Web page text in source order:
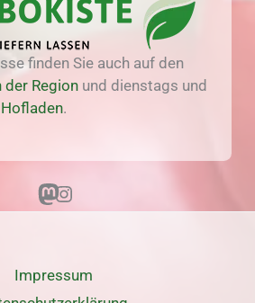
finden Sie auch auf den
Region und dienstags und
Hofladen.
MastodonInstagram
Impressum